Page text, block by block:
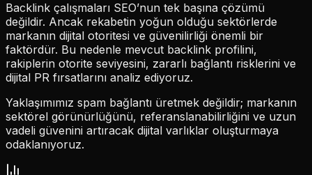
Backlink çalışmaları SEO’nun tek başına çözümü
değildir. Ancak rekabetin yoğun olduğu sektörlerde
markanın dijital otoritesi ve güvenilirliği önemli bir
faktördür. Bu nedenle mevcut backlink profilini,
rakiplerin otorite seviyesini, zararlı bağlantı risklerini ve
dijital PR fırsatlarını analiz ediyoruz.
Yaklaşımımız spam bağlantı üretmek değildir; markanın
sektörel görünürlüğünü, referanslanabilirliğini ve uzun
vadeli güvenini artıracak dijital varlıklar oluşturmaya
odaklanıyoruz.